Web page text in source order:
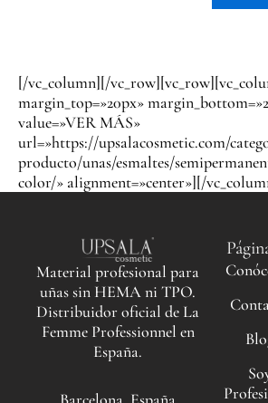
[/vc_column][/
margin_top=»20px»
value=»VER MÁS»
url=»https://upsalacosmetic.com/
producto/unas/esmaltes/
color/» alignment=»center»][/
Material profesional para
uñas sin HEMA ni TPO.
Distribuidor oficial de La
Femme Professionnel en
España.